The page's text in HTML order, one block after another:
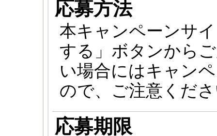
応募方法
本キャンペーンサ
する」ボタンから
い場合にはキャン
ので、ご注意くだ
応募期限